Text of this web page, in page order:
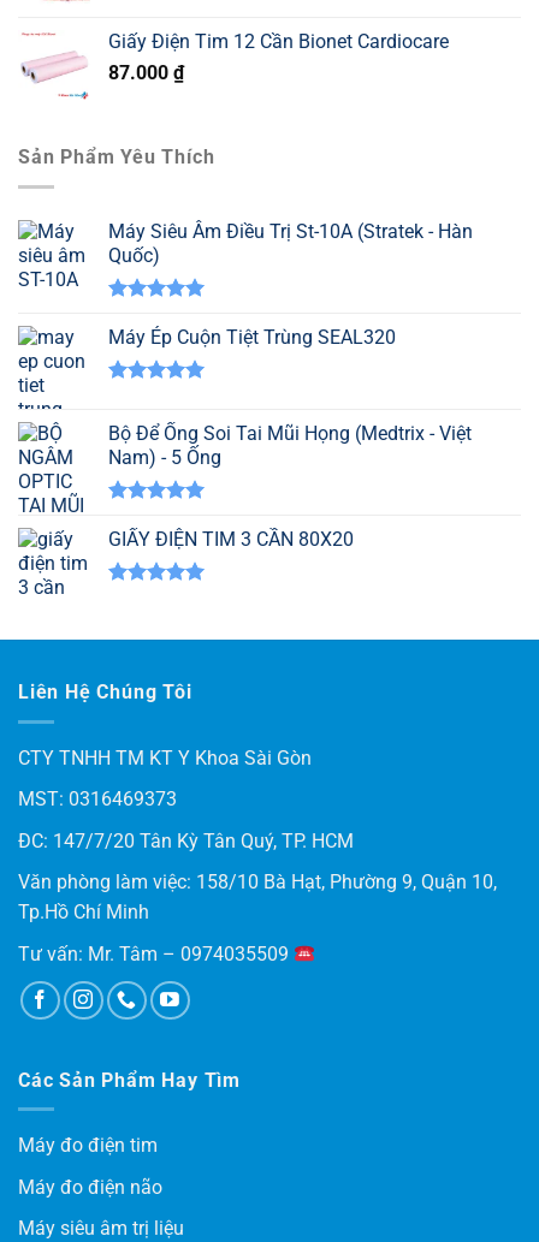
Giấy Điện Tim 12 Cần Bionet Cardiocare
87.000 ₫
Sản Phẩm Yêu Thích
Máy Siêu Âm Điều Trị St-10A (Stratek - Hàn
Quốc)
hạng5.00
Máy Ép Cuộn Tiệt Trùng SEAL320
5 sao
Bộ Để Ống Soi Tai Mũi Họng (Medtrix - Việt
Nam) - 5 Ống
hạng 5.00
GIẤY ĐIỆN TIM 3 CẦN 80X20
5 sao
Liên Hệ Chúng Tôi
CTY TNHH TM KT Y Khoa Sài Gòn
MST: 0316469373
ĐC: 147/7/20 Tân Kỳ Tân Quý, TP. HCM
Văn phòng làm việc: 158/10 Bà Hạt, Phường 9, Quận 10,
Tp.Hồ Chí Minh
Tư vấn: Mr. Tâm – 0974035509
Các Sản Phẩm Hay Tìm
Máy đo điện tim
Máy đo điện não
Máy siêu âm trị liệu